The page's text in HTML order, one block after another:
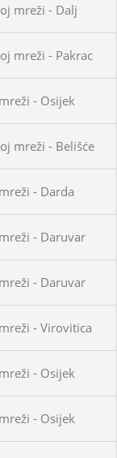
mreži - Dalj
mreži - Pakrac
- Osijek
mreži - Belišće
- Darda
- Daruvar
- Daruvar
- Virovitica
- Osijek
- Osijek